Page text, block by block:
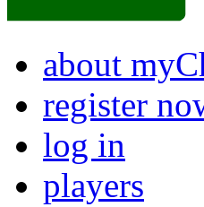
about
register
log in
players